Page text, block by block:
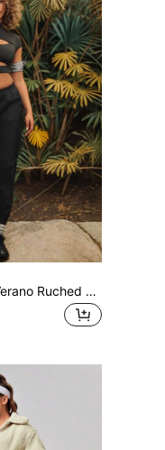
VARSIVA Deporte Verano Ruched Básico Al Aire Libre Con Pantalones